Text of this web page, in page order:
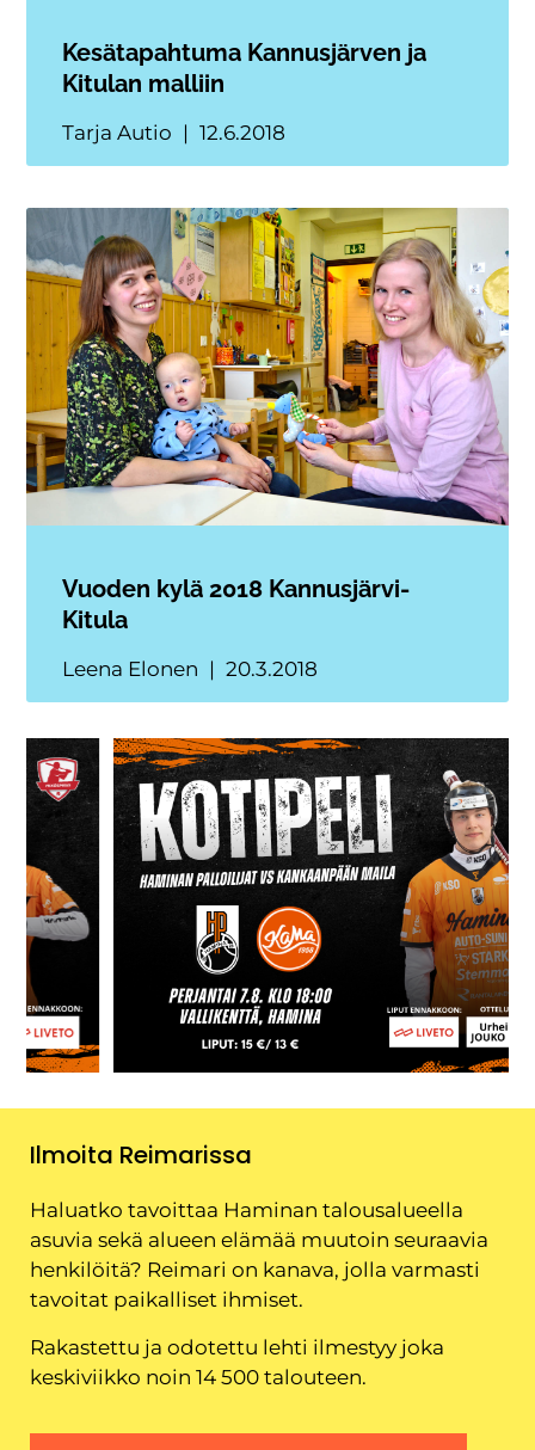
Kesätapahtuma Kannusjärven ja
Kitulan malliin
Tarja Autio 12.6.2018
Vuoden kylä 2018 Kannusjärvi-
Kitula
Leena Elonen 20.3.2018
Ilmoita Reimarissa
Haluatko tavoittaa Haminan talousalueella
asuvia sekä alueen elämää muutoin seuraavia
henkilöitä? Reimari on kanava, jolla varmasti
tavoitat paikalliset ihmiset.
Rakastettu ja odotettu lehti ilmestyy joka
keskiviikko noin 14 500 talouteen.